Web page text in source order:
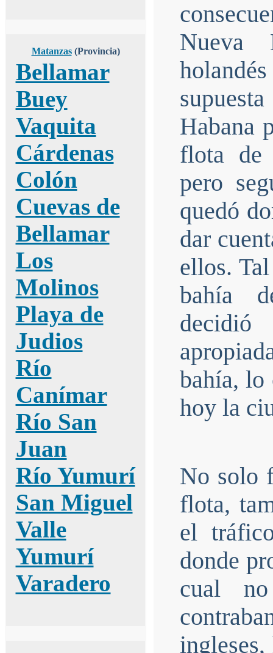
Matanzas(Provincia)
Bellamar
Buey
Vaquita
Cárdenas
Colón
Cuevas de
Bellamar
Los
Molinos
Playa de
Judios
Río
Canímar
Río San
Juan
Río Yumurí
San Miguel
Valle
Yumurí
Varadero
Nueva
Habana
flota de
pero
quedó
dar
ellos.
bahía
bahía, lo
hoy la
No solo
flota,
el
donde
cual
ingleses,